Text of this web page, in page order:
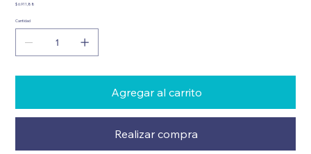
Precio
$ 6.911,88
Cantidad
Agregar al carrito
Realizar compra